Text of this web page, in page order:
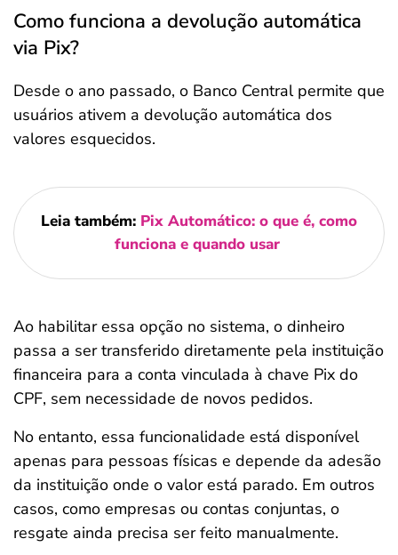
Como funciona a devolução automática
via Pix?
Desde o ano passado, o Banco Central permite que
usuários ativem a devolução automática dos
valores esquecidos.
Leia também: Pix Automático: o que é, como
funciona e quando usar
Ao habilitar essa opção no sistema, o dinheiro
passa a ser transferido diretamente pela instituição
financeira para a conta vinculada à chave Pix do
CPF, sem necessidade de novos pedidos.
No entanto, essa funcionalidade está disponível
apenas para pessoas físicas e depende da adesão
da instituição onde o valor está parado. Em outros
casos, como empresas ou contas conjuntas, o
resgate ainda precisa ser feito manualmente.